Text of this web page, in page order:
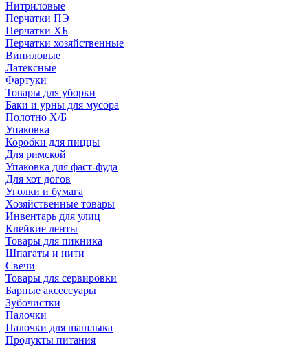
Нитриловые
Перчатки ПЭ
Перчатки ХБ
Перчатки хозяйственные
Виниловые
Латексные
Фартуки
Товары для уборки
Баки и урны для мусора
Полотно Х/Б
Упаковка
Коробки для пиццы
Для римской
Упаковка для фаст-фуда
Для хот догов
Уголки и бумага
Хозяйственные товары
Инвентарь для улиц
Клейкие ленты
Товары для пикника
Шпагаты и нити
Свечи
Товары для сервировки
Барные аксессуары
Зубочистки
Палочки
Палочки для шашлыка
Продукты питания